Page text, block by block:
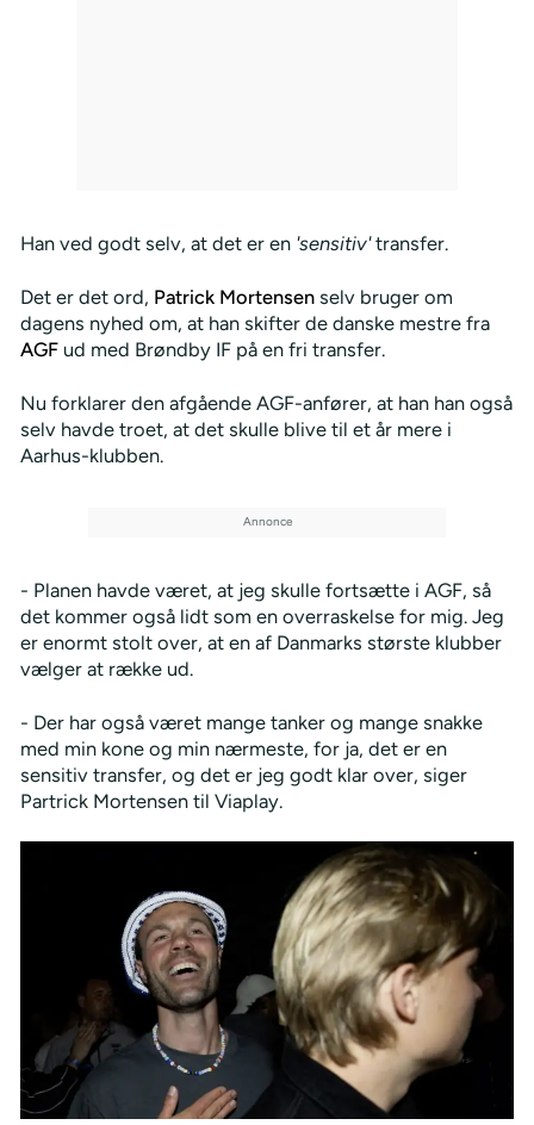
Han ved godt selv, at det er en 'sensitiv'transfer.
Det er det ord, Patrick Mortensenselv bruger om
dagens nyhed om, at han skifter de danske mestre fra
AGFud med Brøndby IF på en fri transfer.
Nu forklarer den afgående AGF-anfører, at han han også
selv havde troet, at det skulle blive til et år mere i
Aarhus-klubben.
- Planen havde været, at jeg skulle fortsætte i AGF, så
det kommer også lidt som en overraskelse for mig. Jeg
er enormt stolt over, at en af Danmarks største klubber
vælger at række ud.
- Der har også været mange tanker og mange snakke
med min kone og min nærmeste, for ja, det er en
sensitiv transfer, og det er jeg godt klar over, siger
Partrick Mortensen til Viaplay.